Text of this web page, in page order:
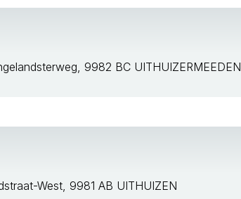
9982 BC UITHUIZERMEEDEN
West, 9981 AB UITHUIZEN